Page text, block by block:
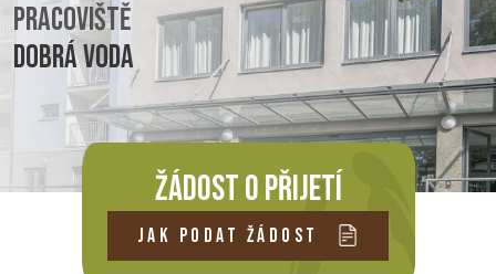
PRACOVIŠTĚ
DOBRÁ VODA
ŽÁDOST O PŘIJETÍ
JAK PODAT ŽÁDOST